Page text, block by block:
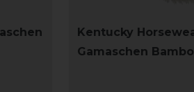
Kentucky
Gamaschen